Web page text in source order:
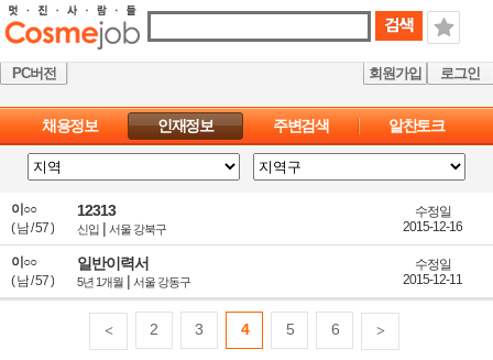
PC버전 로그인
회원가입
채용정보 인재정보 주변검색 알찬토크
이○○
(남/57)
12313
신입 | 서울 강북구
수정일
2015-12-16
이○○
(남/57)
일반이력서
5년 1개월 | 서울 강동구
수정일
2015-12-11
< 2 3 4 5 6 >